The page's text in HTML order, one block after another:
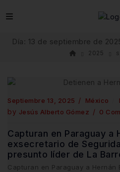
to
Día: 13 de septiembre de
2025
Septiembre 13, 2025 México
by Jesús Alberto Gómez 0
Capturan en Paraguay a
exsecretario de
presunto líder de La
Capturan en Paraguay a Hernán